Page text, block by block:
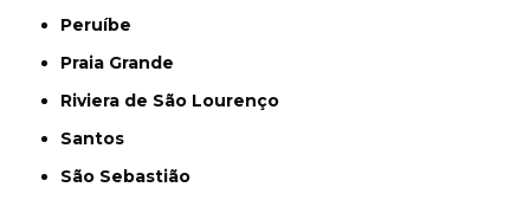
Peruíbe
Praia Grande
Riviera de São Lourenço
Santos
São Sebastião